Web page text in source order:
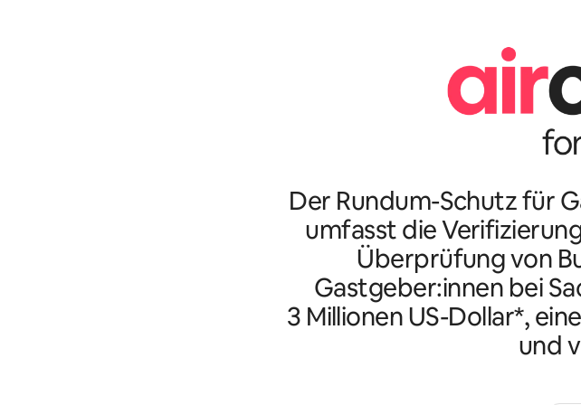
Der Rundum-Schutz für
umfasst die
Überprüfung von
Gastgeber:innen bei
3 Millionen US-Dollar*,
und